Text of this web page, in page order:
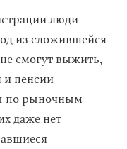
люди
из сложившейся
смогут выжить,
и пенсии
по рыночным
даже нет